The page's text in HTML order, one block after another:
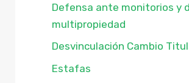
Defensa ante monitorios y
multipropiedad
Desvinculación Cambio
Estafas